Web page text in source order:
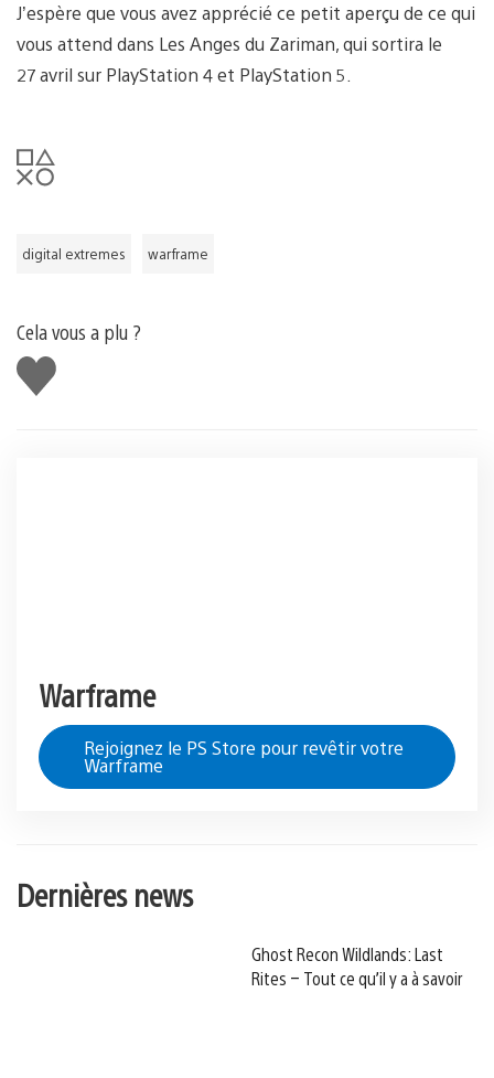
J’espère que vous avez apprécié ce petit aperçu de ce qui
vous attend dans Les Anges du Zariman, qui sortira le
27 avril sur PlayStation 4 et PlayStation 5.
digital extremes warframe
Cela vous a plu ?
J'aime
Warframe
Rejoignez le PS Store pour revêtir votre
Warframe
Dernières news
Ghost Recon Wildlands: Last
Rites – Tout ce qu’il y a à savoir